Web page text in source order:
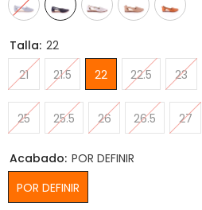
Talla: 22
21
21.5 22 22.5 23
25 25.5 26 26.5 27
Acabado: POR DEFINIR
POR DEFINIR